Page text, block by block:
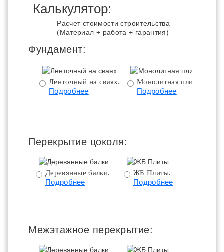
Калькулятор:
Расчет стоимости строительства
(Материал + работа + гарантия)
Фундамент:
Ленточный на сваях.
Подробнее
Монолитная плита.
Подробнее
Перекрытие цоколя:
Деревянные балки.
Подробнее
ЖБ Плиты.
Подробнее
Межэтажное перекрытие: